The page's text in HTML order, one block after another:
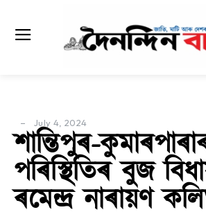
July 4, 2024
শান্তিপুৰ-
পৰিস্থিতিৰ বুজ
ৰমেন্দ্ৰ নাৰায়ণ